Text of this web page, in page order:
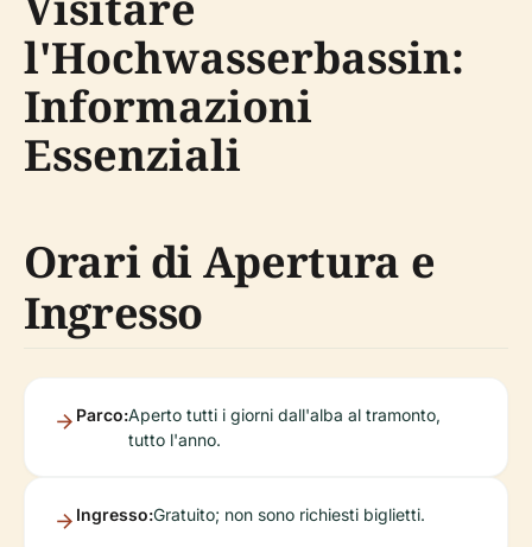
l'Hochwasserbassin:
Informazioni
Essenziali
Orari di Apertura e
Ingresso
Parco:Aperto tutti i giorni dall'alba al tramonto,
tutto l'anno.
Ingresso:Gratuito; non sono richiesti biglietti.